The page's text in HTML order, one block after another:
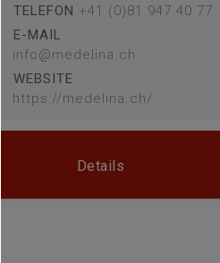
TELEFON +41 (0)81 947 40 77
E-MAIL
info@medelina.ch
WEBSITE
https://medelina.ch/
Details